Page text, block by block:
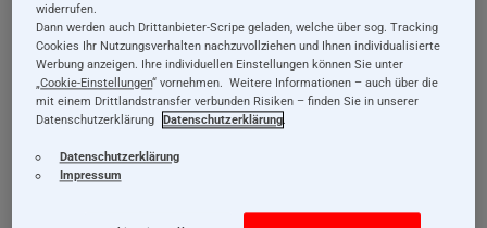
Holzspielzeug
Steiff: Garderobe mit
5 Haken, 44 x 19 cm
Sonderangebot
29,99 €49,99 €
Details
Holzspielzeug
Steiff:
Garderobenknopf,
6,5 cm
inkl. 19% MwSt., exkl.
widerrufen.
Dann werden auch Drittanbieter-Scripe geladen, welche über sog. Tracking
Cookies Ihr Nutzungsverhalten nachzuvollziehen und Ihnen individualisierte
Werbung anzeigen. Ihre individuellen Einstellungen können Sie unter
„Cookie-Einstellungen“ vornehmen. Weitere Informationen – auch über die
mit einem Drittlandstransfer verbunden Risiken – finden Sie in unserer
Datenschutzerklärung Datenschutzerklärung.
Datenschutzerklärung
Impressum